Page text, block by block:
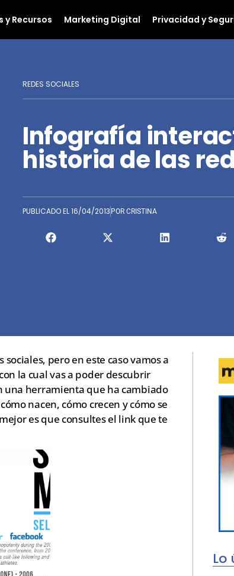
y Recursos Marketing Digital Privacidad y
REDES SOCIALES
Infografía
historia de las
PUBLICADO EL16/04/2013 POR CRISTINA
pero en este caso vamos a
la cual vas a poder descubrir
una herramienta que ha cambiado
nacen, cómo crecen y cómo se
es que consultes el link que te
Lo